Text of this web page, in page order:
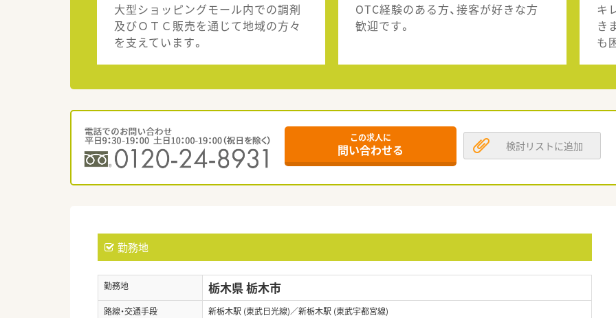
大型ショッピングモール内での調剤
及びＯＴＣ販売を通じて地域の方々
を支えています。
OTC経験のある方、接客が好きな方
歓迎です。
キ
き
も
この求人に
問い合わせる 検討リストに追加
勤務地
勤務地 栃木県 栃木市
路線・交通手段
新栃木駅 (東武日光線)／新栃木駅 (東武宇都宮線)